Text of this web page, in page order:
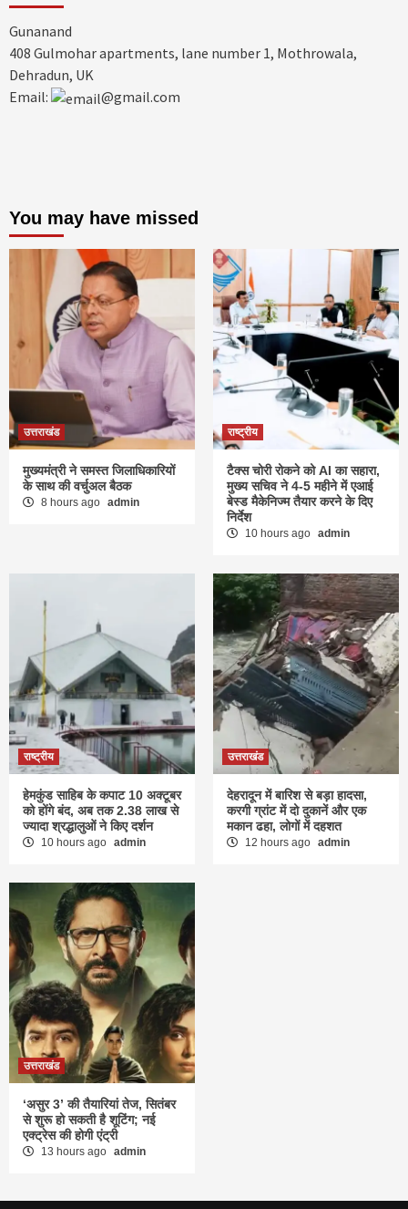
Gunanand
408 Gulmohar apartments, lane number 1, Mothrowala,
Dehradun, UK
Email:
@gmail.com
You may have missed
उत्तराखंड
मुख्यमंत्री ने समस्त जिलाधिकारियों
के साथ की वर्चुअल बैठक
8 hours ago admin
राष्ट्रीय
टैक्स चोरी रोकने को AI का सहारा,
मुख्य सचिव ने 4-5 महीने में एआई
बेस्ड मैकेनिज्म तैयार करने के दिए
निर्देश
10 hours ago admin
राष्ट्रीय
हेमकुंड साहिब के कपाट 10 अक्टूबर
को होंगे बंद, अब तक 2.38 लाख से
ज्यादा श्रद्धालुओं ने किए दर्शन
10 hours ago admin
उत्तराखंड
देहरादून में बारिश से बड़ा हादसा,
करगी ग्रांट में दो दुकानें और एक
मकान ढहा, लोगों में दहशत
12 hours ago admin
उत्तराखंड
‘असुर 3’ की तैयारियां तेज, सितंबर
से शुरू हो सकती है शूटिंग; नई
एक्ट्रेस की होगी एंट्री
13 hours ago admin